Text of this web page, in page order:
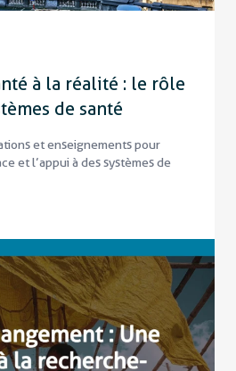
à la réalité : le rôle
de santé
et enseignements pour
et l’appui à des systèmes de